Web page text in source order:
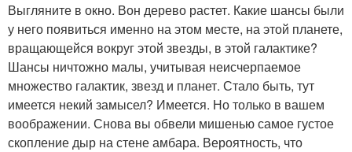
Выгляните в окно. Вон дерево растет. Какие шансы были
у него появиться именно на этом месте, на этой планете,
вращающейся вокруг этой звезды, в этой галактике?
Шансы ничтожно малы, учитывая неисчерпаемое
множество галактик, звезд и планет. Стало быть, тут
имеется некий замысел? Имеется. Но только в вашем
воображении. Снова вы обвели мишенью самое густое
скопление дыр на стене амбара. Вероятность, что